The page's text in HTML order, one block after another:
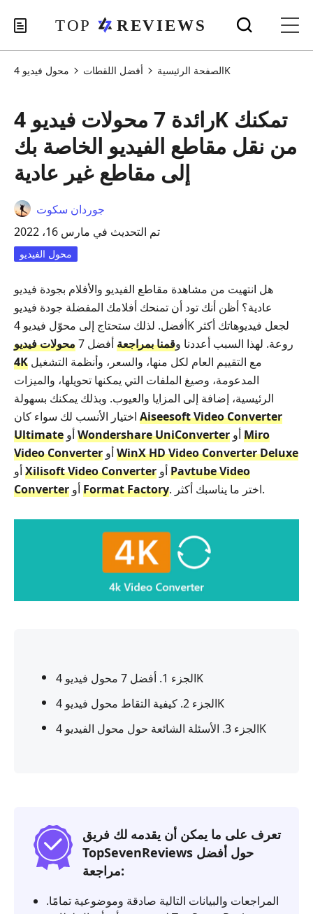
الصفحة الرئيسية أفضل اللقطات محول فيديو 4K
رائدة 7 محولات فيديو 4K تمكنك
من نقل مقاطع الفيديو الخاصة بك
إلى مقاطع غير عادية
جوردان سكوت
تم التحديث في مارس 16، 2022
محول الفيديو
هل انتهيت من مشاهدة مقاطع الفيديو والأفلام بجودة فيديو
عادية؟ أظن أنك تود أن تمنحك أفلامك المفضلة جودة فيديو
أفضل. لذلك ستحتاج إلى محوّل فيديو 4K لجعل فيديوهاتك أكثر
روعة. لهذا السبب أعددنا وقمنا بمراجعةأفضل 7
محولات فيديو
4K
المدعومة، وصيغ الملفات التي يمكنها تحويلها، والميزات
الرئيسية، إضافة إلى المزايا والعيوب. وبذلك يمكنك بسهولة
Aiseesoft Video Converter
Ultimate
Wondershare UniConverter
Miro
Video Converter
WinX HD Video Converter Deluxe
Xilisoft Video Converter
Pavtube Video
Converter
Format Factory . اختر ما يناسبك أكثر.
الجزء 1. أفضل 7 محول فيديو 4K
الجزء 2. كيفية التقاط محول فيديو 4K
الجزء 3. الأسئلة الشائعة حول محول الفيديو 4K
تعرف على ما يمكن أن يقدمه لك فريق
TopSevenReviews حول أفضل
مراجعة:
المراجعات والبيانات التالية صادقة وموضوعية تمامًا.